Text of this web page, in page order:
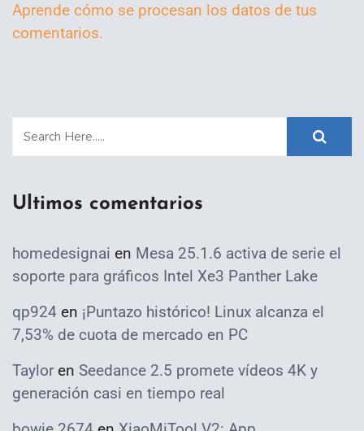
Aprende cómo se procesan los datos de tus
comentarios.
Ultimos comentarios
homedesignai en Mesa 25.1.6 activa de serie el
soporte para gráficos Intel Xe3 Panther Lake
qp924 en ¡Puntazo histórico! Linux alcanza el
7,53% de cuota de mercado en PC
Taylor en Seedance 2.5 promete vídeos 4K y
generación casi en tiempo real